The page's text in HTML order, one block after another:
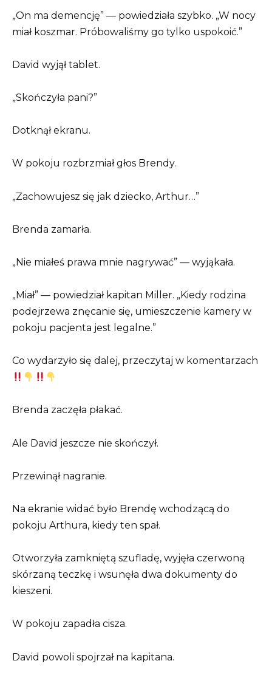
„On ma demencję” — powiedziała szybko. „W nocy
miał koszmar. Próbowaliśmy go tylko uspokoić.”
David wyjął tablet.
„Skończyła pani?”
Dotknął ekranu.
W pokoju rozbrzmiał głos Brendy.
„Zachowujesz się jak dziecko, Arthur…”
Brenda zamarła.
„Nie miałeś prawa mnie nagrywać” — wyjąkała.
„Miał” — powiedział kapitan Miller. „Kiedy rodzina
podejrzewa znęcanie się, umieszczenie kamery w
pokoju pacjenta jest legalne.”
Co wydarzyło się dalej, przeczytaj w komentarzach
Brenda zaczęła płakać.
Ale David jeszcze nie skończył.
Przewinął nagranie.
Na ekranie widać było Brendę wchodzącą do
pokoju Arthura, kiedy ten spał.
Otworzyła zamkniętą szufladę, wyjęła czerwoną
skórzaną teczkę i wsunęła dwa dokumenty do
kieszeni.
W pokoju zapadła cisza.
David powoli spojrzał na kapitana.